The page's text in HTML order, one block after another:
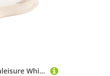
Pikeur Sneaker Athleisure White Memory Foam Innensohle FS 2025 (41)